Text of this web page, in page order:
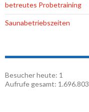
betreutes Probetraining
Saunabetriebszeiten
Besucher heute: 1
Aufrufe gesamt: 1.696.803